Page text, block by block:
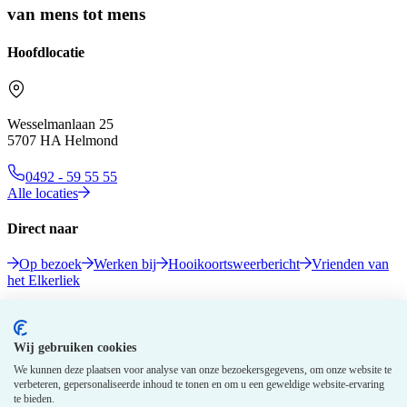
Wij gebruiken cookies
We kunnen deze plaatsen voor analyse van onze bezoekersgegevens, om onze website te
verbeteren, gepersonaliseerde inhoud te tonen en om u een geweldige website-ervaring
te bieden.
van mens tot mens
Hoofdlocatie
Wesselmanlaan 25
5707 HA Helmond
0492 - 59 55 55
Alle locaties
Direct naar
Op bezoek Werken bij Hooikoortsweerbericht
Vrienden van
het Elkerliek
Volg ons